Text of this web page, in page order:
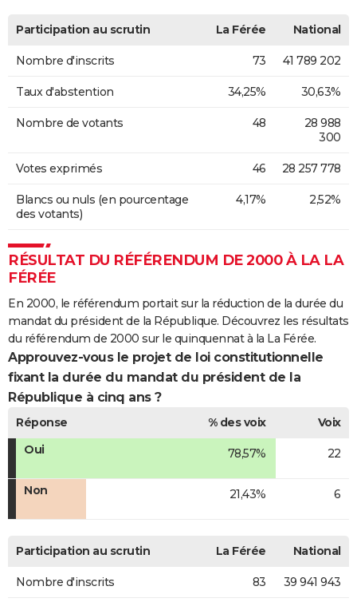
Participation au scrutin La Férée National
Nombre d'inscrits 73 41 789 202
Taux d'abstention 34,25% 30,63%
Nombre de votants 48
28 988
300
Votes exprimés 46 28 257 778
Blancs ou nuls (en pourcentage
des votants)
4,17% 2,52%
RÉSULTAT DU RÉFÉRENDUM DE 2000 À LA LA
FÉRÉE
En 2000, le référendum portait sur la réduction de la durée du
mandat du président de la République. Découvrez les résultats
du référendum de 2000 sur le quinquennat à la La Férée.
Approuvez-vous le projet de loi constitutionnelle
fixant la durée du mandat du président de la
République à cinq ans ?
Réponse % des voix
Voix
Oui
78,57% 22
Non 21,43% 6
Participation au scrutin La Férée National
Nombre d'inscrits 83 39 941 943